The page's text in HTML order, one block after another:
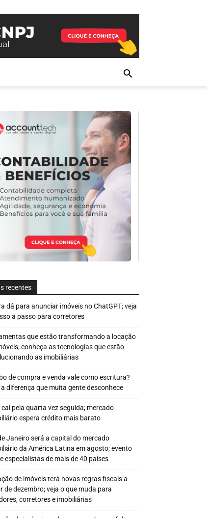
recentes
dá para anunciar imóveis no ChatGPT; veja
a passo para corretores
que estão transformando a locação
conheça as tecnologias que estão
as imobiliárias
de compra e venda vale como escritura?
a diferença que muita gente desconhece
cai pela quarta vez seguida; mercado
espera crédito mais barato
Janeiro será a capital do mercado
da América Latina em agosto; evento
especialistas de mais de 40 países
de imóveis terá novas regras fiscais a
de dezembro; veja o que muda para
corretores e imobiliárias